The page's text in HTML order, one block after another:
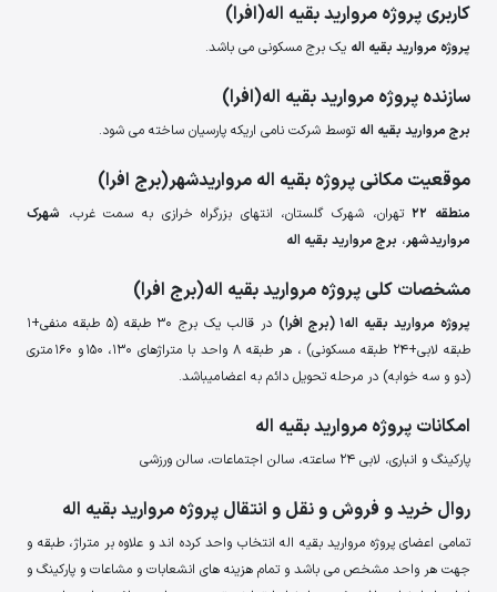
کاربری پروژه مروارید بقیه اله(افرا)
پروژه مروارید بقیه اله یک برج مسکونی می باشد.
سازنده پروژه مروارید بقیه اله(افرا)
برج مروارید بقیه اله توسط شرکت نامی اریکه پارسیان ساخته می شود.
موقعیت مکانی پروژه بقیه اله مرواریدشهر(برج افرا)
منطقه 22 تهران، شهرک گلستان، انتهای بزرگراه خرازی به سمت غرب، شهرک
مرواریدشهر، برج مروارید بقیه اله
مشخصات کلی پروژه مروارید بقیه اله(برج افرا)
پروژه مروارید بقیه اله1 (برج افرا)
در قالب یک برج 30 طبقه (5 طبقه منفی+1
طبقه لابی+24 طبقه مسکونی) ، هر طبقه 8 واحد با متراژهای 130، 150 و 160 متری
(دو و سه خوابه) در مرحله تحویل دائم به اعضا میباشد.
امکانات پروژه مروارید بقیه اله
پارکینگ و انباری، لابی 24 ساعته، سالن اجتماعات، سالن ورزشی
روال خرید و فروش و نقل و انتقال پروژه مروارید بقیه اله
تمامی اعضای پروژه مروارید بقیه اله انتخاب واحد کرده اند و علاوه بر متراژ، طبقه و
جهت هر واحد مشخص می باشد و تمام هزینه های انشعابات و مشاعات و پارکینگ و